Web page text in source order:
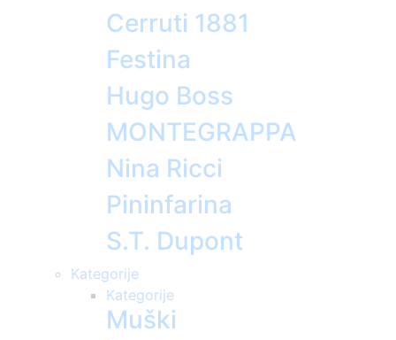
Cerruti 1881
Festina
Hugo Boss
MONTEGRAPPA
Nina Ricci
Pininfarina
S.T. Dupont
Kategorije
Kategorije
Muški